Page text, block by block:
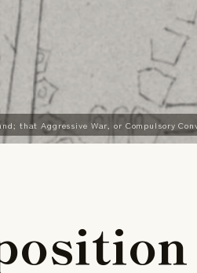
Aggressive War, or Compulsory
osition